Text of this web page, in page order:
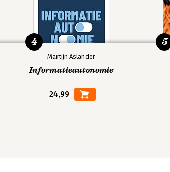
Martijn Aslander
Informatieautonomie
24,99
4 5